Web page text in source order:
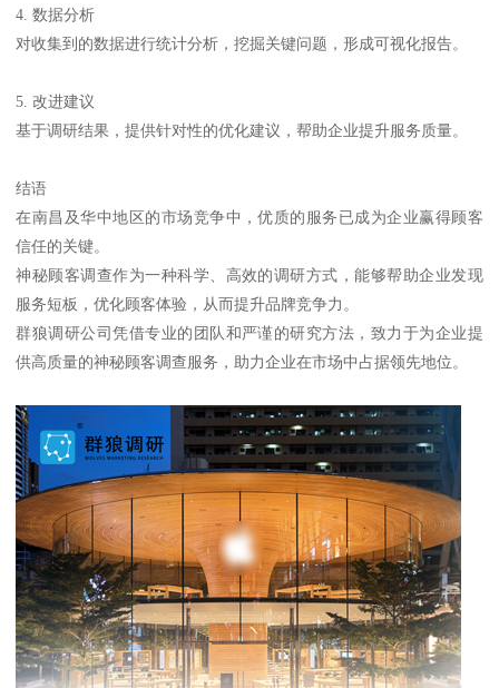
4. 数据分析
对收集到的数据进行统计分析，挖掘关键问题，形成可视化报告。
5. 改进建议
基于调研结果，提供针对性的优化建议，帮助企业提升服务质量。
结语
在南昌及华中地区的市场竞争中，优质的服务已成为企业赢得顾客
信任的关键。
神秘顾客调查作为一种科学、高效的调研方式，能够帮助企业发现
服务短板，优化顾客体验，从而提升品牌竞争力。
群狼调研公司凭借专业的团队和严谨的研究方法，致力于为企业提
供高质量的神秘顾客调查服务，助力企业在市场中占据领先地位。